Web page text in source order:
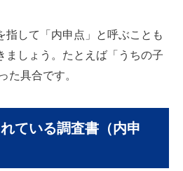
指して「内申点」と呼ぶことも
ましょう。たとえば「うちの子
た具合です。
ている調査書（内申